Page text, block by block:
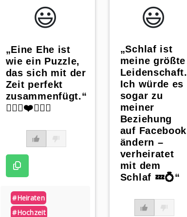
😃️
„Eine Ehe ist
wie ein Puzzle,
das sich mit der
Zeit perfekt
zusammenfügt.“
👰🏼‍♀️❤️🤵🏼‍♂️
#heiraten
#hochzeit
😃️
„Schlaf ist
meine größte
Leidenschaft.
Ich würde es
sogar zu
meiner
Beziehung
auf Facebook
ändern –
verheiratet
mit dem
Schlaf 💤💍“